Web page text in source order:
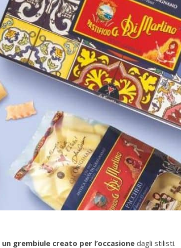
un grembiule creato per l’occasione dagli stilisti.